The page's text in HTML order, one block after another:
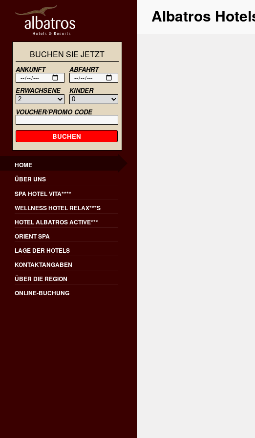
Albatros Hotels & Resorts
HOME
ÜBER UNS
SPA HOTEL VITA****
WELLNESS HOTEL RELAX***S
HOTEL ALBATROS ACTIVE***
ORIENT SPA
LAGE DER HOTELS
KONTAKTANGABEN
ÜBER DIE REGION
ONLINE-BUCHUNG
BUCHEN SIE JETZT
ANKUNFT ABFAHRT
ERWACHSENE KINDER
VOUCHER/PROMO CODE
BUCHEN
Albatros